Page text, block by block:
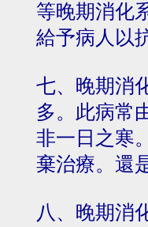
等晚期消化
給予病人以
七、晚期消
多。此病常
非一日之寒
棄治療。還
八、晚期消